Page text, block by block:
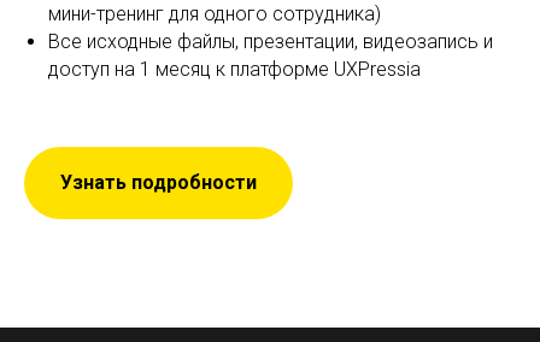
мини-тренинг для одного сотрудника)
Все исходные файлы, презентации, видеозапись и
доступ на 1 месяц к платформе UXPressia
Узнать подробности